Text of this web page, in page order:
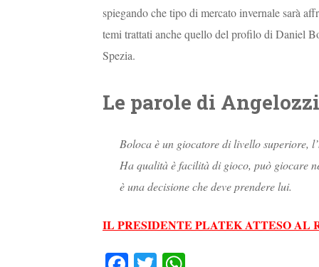
spiegando che tipo di mercato invernale sarà
temi trattati anche quello del profilo di Daniel
Spezia.
Le parole di Angelozzi
Bolocaè un giocatore di livello superiore,
Ha qualità è facilità di gioco, può giocare
è una decisione che deve prendere lui.
IL PRESIDENTE PLATEK ATTESO AL